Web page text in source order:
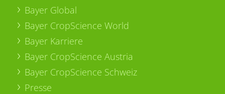
Bayer Global
Bayer CropScience World
Bayer Karriere
Bayer CropScience Austria
Bayer CropScience Schweiz
Presse